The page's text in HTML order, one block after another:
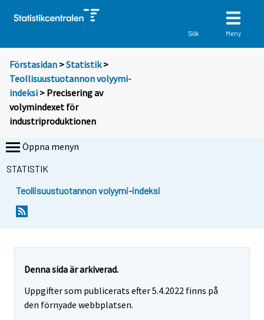
Sök Meny
Förstasidan >Statistik >
Teollisuustuotannon volyymi-
indeksi > Precisering av
volymindexet för
industriproduktionen
Öppna menyn
STATISTIK
Teollisuustuotannon volyymi-indeksi
Denna sida är arkiverad.
Uppgifter som publicerats efter 5.4.2022 finns på
den förnyade webbplatsen.